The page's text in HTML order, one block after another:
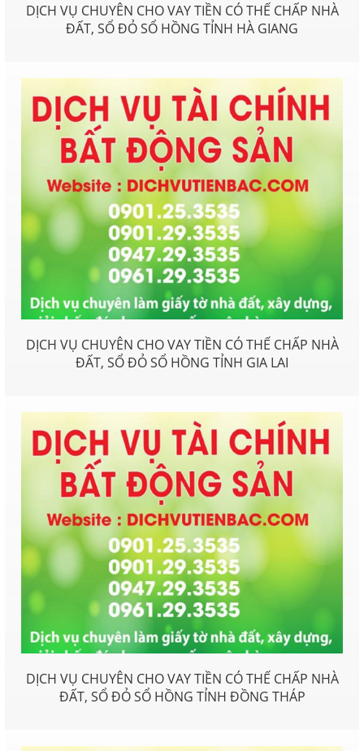
DỊCH VỤ CHUYÊN CHO VAY TIỀN CÓ THẾ CHẤP NHÀ
ĐẤT, SỔ ĐỎ SỔ HỒNG TỈNH HÀ GIANG
DỊCH VỤ CHUYÊN CHO VAY TIỀN CÓ THẾ CHẤP NHÀ
ĐẤT, SỔ ĐỎ SỔ HỒNG TỈNH GIA LAI
DỊCH VỤ CHUYÊN CHO VAY TIỀN CÓ THẾ CHẤP NHÀ
ĐẤT, SỔ ĐỎ SỔ HỒNG TỈNH ĐỒNG THÁP